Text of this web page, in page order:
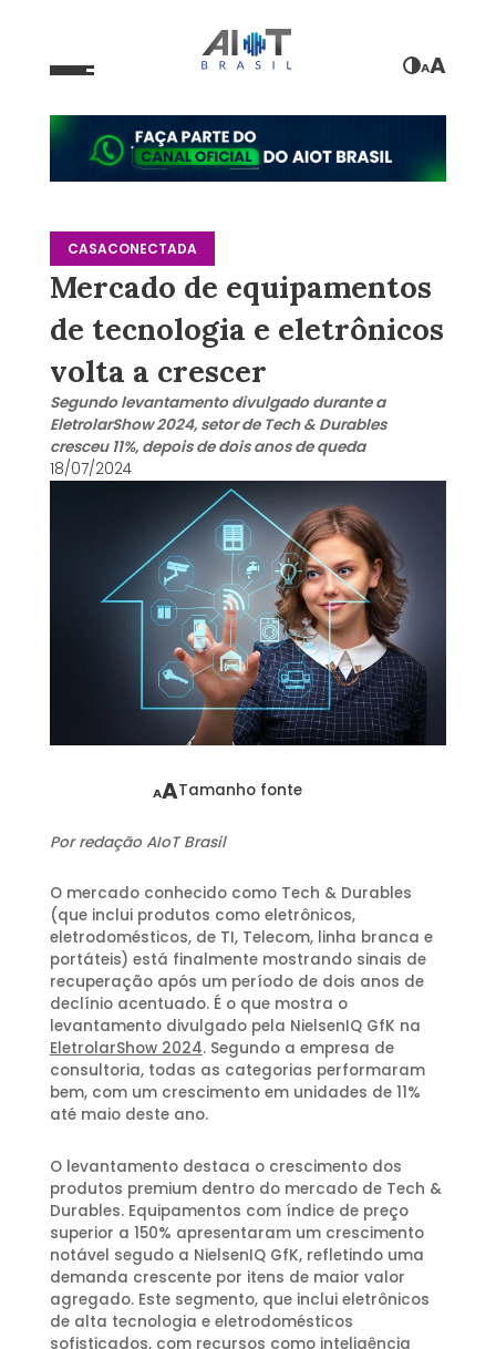
AA
CASACONECTADA
Mercado de equipamentos
de tecnologia e eletrônicos
volta a crescer
Segundo levantamento divulgado durante a
EletrolarShow 2024, setor de Tech & Durables
cresceu 11%, depois de dois anos de queda
18/07/2024
AATamanho fonte
Por redação AIoT Brasil
O mercado conhecido como Tech & Durables
(que inclui produtos como eletrônicos,
eletrodomésticos, de TI, Telecom, linha branca e
portáteis) está finalmente mostrando sinais de
recuperação após um período de dois anos de
declínio acentuado. É o que mostra o
levantamento divulgado pela NielsenIQ GfK na
EletrolarShow 2024. Segundo a empresa de
consultoria, todas as categorias performaram
bem, com um crescimento em unidades de 11%
até maio deste ano.
O levantamento destaca o crescimento dos
produtos premium dentro do mercado de Tech &
Durables. Equipamentos com índice de preço
superior a 150% apresentaram um crescimento
notável segudo a NielsenIQ GfK, refletindo uma
demanda crescente por itens de maior valor
agregado. Este segmento, que inclui eletrônicos
de alta tecnologia e eletrodomésticos
sofisticados, com recursos como inteligência